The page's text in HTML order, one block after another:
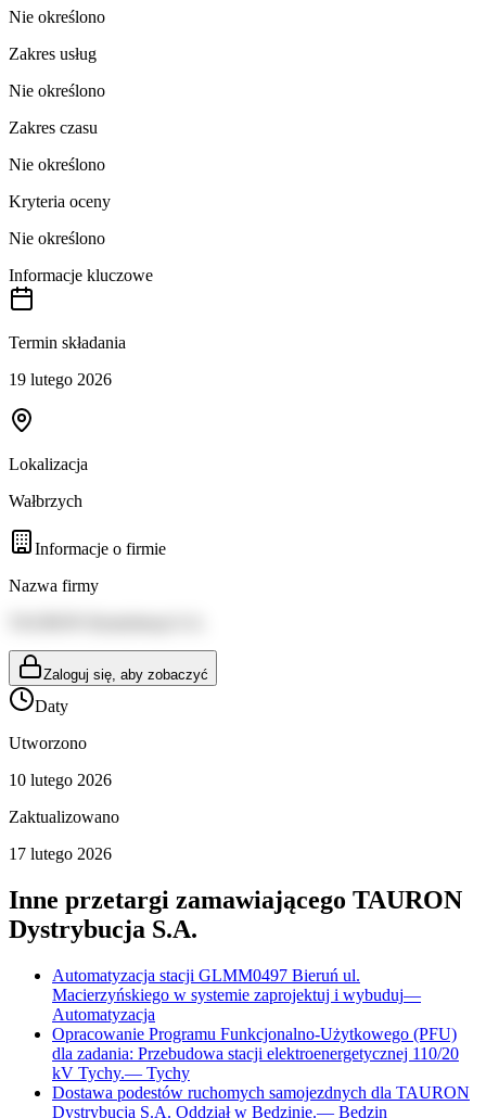
Nie określono
Zakres usług
Nie określono
Zakres czasu
Nie określono
Kryteria oceny
Nie określono
Informacje kluczowe
Termin składania
19 lutego 2026
Lokalizacja
Wałbrzych
Informacje o firmie
Nazwa firmy
Zaloguj się, aby zobaczyć
Daty
Utworzono
10 lutego 2026
Zaktualizowano
17 lutego 2026
Inne przetargi zamawiającego TAURON
Dystrybucja S.A.
Automatyzacja stacji GLMM0497 Bieruń ul.
Macierzyńskiego w systemie zaprojektuj i wybuduj—
Automatyzacja
Opracowanie Programu Funkcjonalno-Użytkowego (PFU)
dla zadania: Przebudowa stacji elektroenergetycznej 110/20
kV Tychy.— Tychy
Dostawa podestów ruchomych samojezdnych dla TAURON
Dystrybucja S.A. Oddział w Będzinie.— Będzin